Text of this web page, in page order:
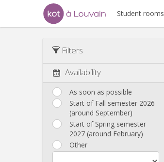
Student rooms
Filters
Availability
As soon as possible
Start of Fall semester 2026
(around September)
Start of Spring semester
2027 (around February)
Other